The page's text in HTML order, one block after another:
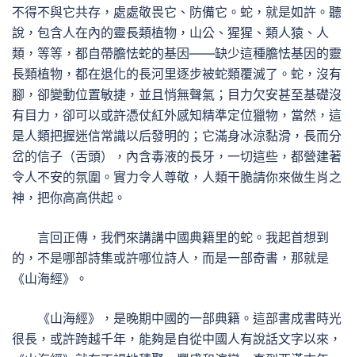
不得不與它共存，處處敬畏它、防備它。蛇，就是如許。聽
說，包含人在內的靈長類植物，山公、猩猩、類人猿、人
類，等等，都自帶膽怯蛇的基因——缺少這種膽怯基因的靈
長類植物，都在退化的長河里逐步被蛇類覆滅了。蛇，沒有
腳，卻變動位置敏捷，並且悄無聲氣；目力欠安甚至基礎沒
有目力，卻可以或許憑仗紅外感知精準定位獵物，當然，這
是人類把握迷信常識以后發明的；它滿身冰涼黏滑，長而分
岔的信子（舌頭），內含毒液的長牙，一切這些，都營建著
令人不安的氛圍。實力令人尊敬，人類干脆請你來做生肖之
神，把你高高供起。
言回正傳，我們來講講中國典籍里的蛇。我起首想到
的，不是哪部詩集或許哪位詩人，而是一部奇書，那就是
《山海經》。
《山海經》，是晚期中國的一部典籍。這部書成書時光
很長，或許跨越千年，能夠是自從中國人有說話文字以來，